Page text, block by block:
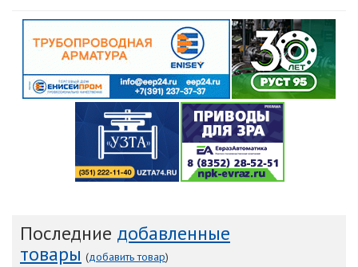
Последние добавленные
товары (добавить товар)